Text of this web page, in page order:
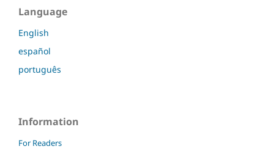
Language
English
español
português
Information
For Readers